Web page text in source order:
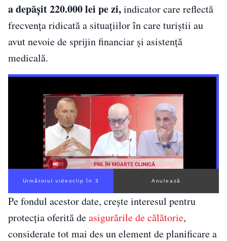
a depășit 220.000 lei pe zi,indicator care reflectă
frecvența ridicată a situațiilor în care turiștii au
avut nevoie de sprijin financiar și asistență
medicală.
Următorul videoclip în 2 Anulează
Pe fondul acestor date, crește interesul pentru
protecția oferită deasigurările de călătorie,
considerate tot mai des un element de planificare a